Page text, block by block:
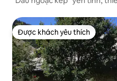
Được khách yêu thích
Được khách yêu thích